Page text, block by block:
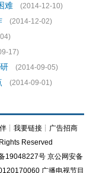
难
(2014-12-10)
(2014-12-02)
17)
(2014-09-05)
(2014-09-01)
┊ 我要链接 ┊ 广告招商
Reserved
19048227号 京公网安备
广播电视节目